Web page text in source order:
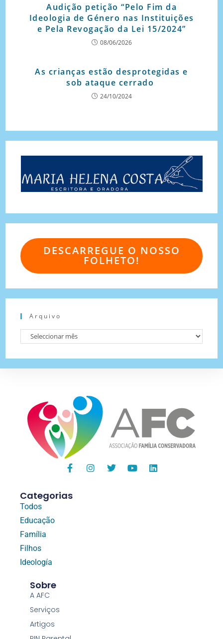
Audição petição “Pelo Fim da
Ideologia de Género nas Instituições
e Pela Revogação da Lei 15/2024”
08/06/2026
As crianças estão desprotegidas e
sob ataque cerrado
24/10/2024
DESCARREGUE O NOSSO
FOLHETO!
Arquivo
Categorias
Todos
Educação
Família
Filhos
Ideología
Sobre
A AFC
Serviços
Artigos